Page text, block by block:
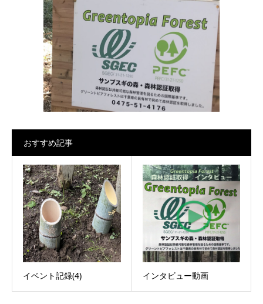
おすすめ記事
イベント記録(4) インタビュー動画